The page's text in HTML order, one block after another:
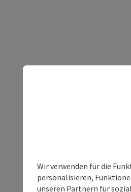
Wir verwenden für die
personalisieren,
unseren Partnern für